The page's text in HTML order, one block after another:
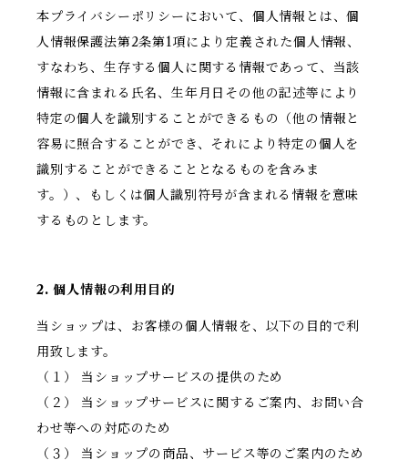
本プライバシーポリシーにおいて、個人情報とは、個
人情報保護法第2条第1項により定義された個人情報、
すなわち、生存する個人に関する情報であって、当該
情報に含まれる氏名、生年月日その他の記述等により
特定の個人を識別することができるもの（他の情報と
容易に照合することができ、それにより特定の個人を
識別することができることとなるものを含みま
す。）、もしくは個人識別符号が含まれる情報を意味
するものとします。
2. 個人情報の利用目的
当ショップは、お客様の個人情報を、以下の目的で利
用致します。
（１） 当ショップサービスの提供のため
（２） 当ショップサービスに関するご案内、お問い合
わせ等への対応のため
（３） 当ショップの商品、サービス等のご案内のため